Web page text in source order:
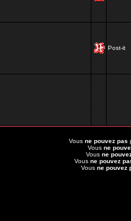
Post-it
Vous ne pouvez pas
Vous ne
Vous ne
Vous ne pouvez
Vous ne pouvez